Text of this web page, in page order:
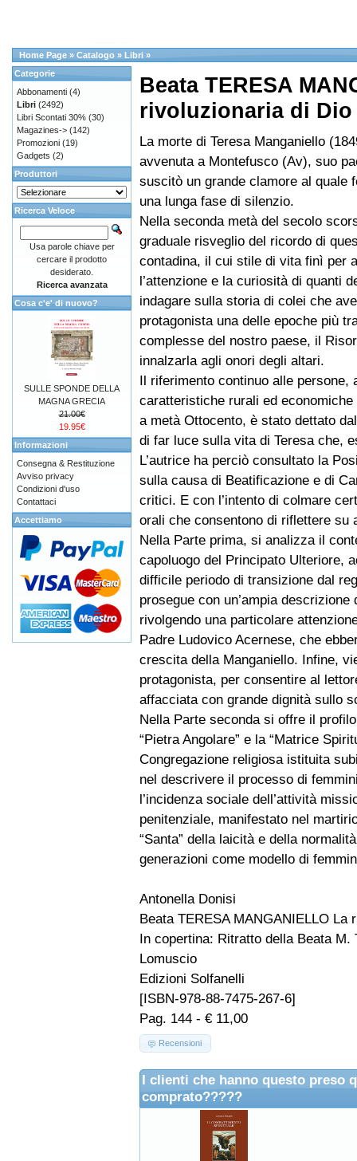
Home Page » Catalogo » Libri »
Beata TERESA
rivoluzionaria di Dio
La morte di Teresa Manganiello
avvenuta a Montefusco (Av), suo
suscitò un grande clamore al quale
una lunga fase di silenzio.
Nella seconda metà del secolo
graduale risveglio del ricordo di
contadina, il cui stile di vita finì per
l’attenzione e la curiosità di quanti
indagare sulla storia di colei che
protagonista una delle epoche più
complesse del nostro paese, il
innalzarla agli onori degli altari.
Il riferimento continuo alle persone,
caratteristiche rurali ed
a metà Ottocento, è stato dettato
di far luce sulla vita di Teresa che,
L’autrice ha perciò consultato la
sulla causa di Beatificazione e di
critici. E con l’intento di colmare
orali che consentono di riflettere su
Nella Parte prima, si analizza il
capoluogo del Principato Ulteriore,
difficile periodo di transizione dal
prosegue con un’ampia
rivolgendo una particolare
Padre Ludovico Acernese, che
crescita della Manganiello. Infine,
protagonista, per consentire al
affacciata con grande dignità sullo
Nella Parte seconda si offre il
“Pietra Angolare” e la “Matrice
Congregazione religiosa istituita
nel descrivere il processo di
l’incidenza sociale dell’attività
penitenziale, manifestato nel
“Santa” della laicità e della
generazioni come modello di
Antonella Donisi
Beata TERESA MANGANIELLO La
In copertina: Ritratto della Beata M.
Lomuscio
Edizioni Solfanelli
[ISBN-978-88-7475-267-6]
Pag. 144 - € 11,00
Recensioni
I clienti che hanno questo preso
comprato?????
Categorie
Abbonamenti (4)
Libri (2492)
Libri Scontati 30% (30)
Magazines-> (142)
Promozioni (19)
Gadgets (2)
Produttori
Ricerca Veloce
Usa parole chiave per
cercare il prodotto
desiderato.
Ricerca avanzata
Cosa c'e' di nuovo?
SULLE SPONDE DELLA
MAGNA GRECIA
21.00€
19.95€
Informazioni
Consegna & Restituzione
Avviso privacy
Condizioni d'uso
Contattaci
Accettiamo